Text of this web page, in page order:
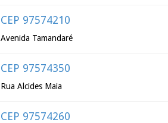
CEP 97574210
Avenida Tamandaré
CEP 97574350
Rua Alcides Maia
CEP 97574260